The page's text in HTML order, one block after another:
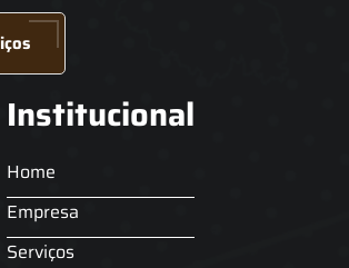
Institucional
Home
Empresa
Serviços